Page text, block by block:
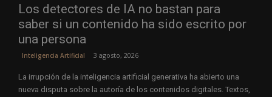
Los detectores de IA no bastan para
saber si un contenido ha sido escrito por
una persona
Inteligencia Artificial 3 agosto, 2026
La irrupción de la inteligencia artificial generativa ha abierto una
nueva disputa sobre la autoría de los contenidos digitales. Textos,